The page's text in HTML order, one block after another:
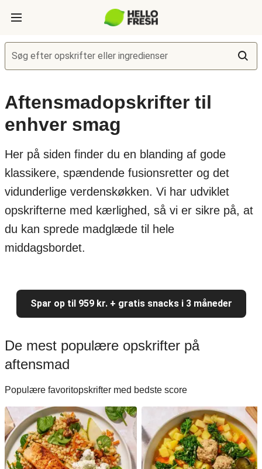
Søg efter opskrifter eller ingredienser
Aftensmadopskrifter til
enhver smag
Her på siden finder du en blanding af gode
klassikere, spændende fusionsretter og det
vidunderlige verdenskøkken. Vi har udviklet
opskrifterne med kærlighed, så vi er sikre på, at
du kan sprede madglæde til hele
middagsbordet.
Spar op til 959 kr. + gratis snacks i 3 måneder
De mest populære opskrifter på
aftensmad
Populære favoritopskrifter med bedste score